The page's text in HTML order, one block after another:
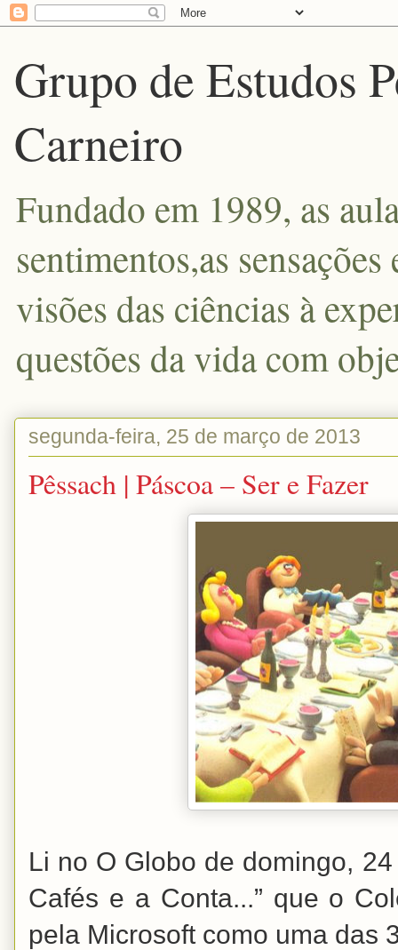
Grupo de Estudos
Carneiro
Fundado em 1989, as
sentimentos,as
visões das ciências à
questões da vida com
segunda-feira, 25 de março de 2013
Pêssach | Páscoa – Ser e Fazer
Li no O Globo de domingo,
Cafés e a Conta...” que o
pela Microsoft como uma das